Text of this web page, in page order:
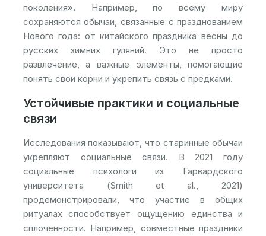
поколения». Например, по всему миру
сохраняются обычаи, связанные с празднованием
Нового года: от китайского праздника весны до
русских зимних гуляний. Это не просто
развлечение, а важные элементы, помогающие
понять свои корни и укрепить связь с предками.
Устойчивые практики и социальные
связи
Исследования показывают, что старинные обычаи
укрепляют социальные связи. В 2021 году
социальные психологи из Гарвардского
университета (Smith et al., 2021)
продемонстрировали, что участие в общих
ритуалах способствует ощущению единства и
сплоченности. Например, совместные праздники